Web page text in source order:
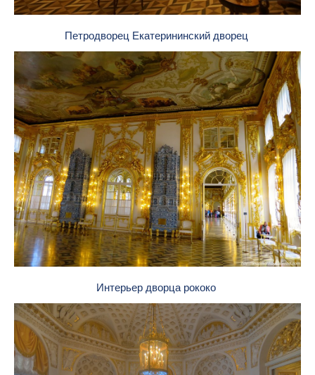
Петродворец Екатерининский дворец
Интерьер дворца рококо